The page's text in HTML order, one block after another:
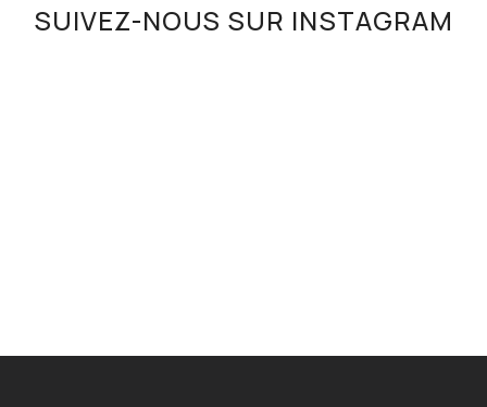
SUIVEZ-NOUS SUR INSTAGRAM